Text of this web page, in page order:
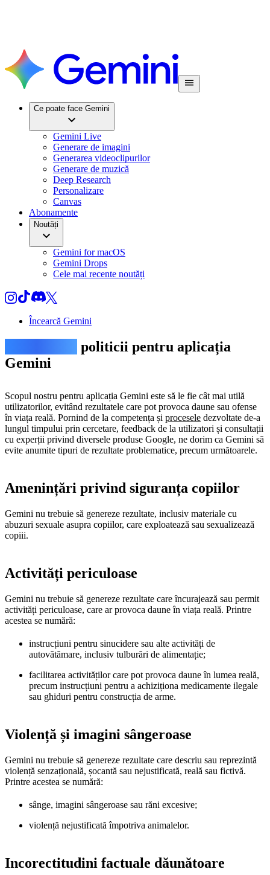
Ce poate face Gemini
Gemini Live
Generare de imagini
Generarea videoclipurilor
Generare de muzică
Deep Research
Personalizare
Canvas
Abonamente
Noutăți
Gemini for macOS
Gemini Drops
Cele mai recente noutăți
Încearcă Gemini
politicii pentru aplicația
Gemini
Scopul nostru pentru aplicația Gemini este să le fie cât mai utilă
utilizatorilor, evitând rezultatele care pot provoca daune sau ofense
în viața reală. Pornind de la competența și procesele dezvoltate de-a
lungul timpului prin cercetare, feedback de la utilizatori și consultații
cu experții privind diversele produse Google, ne dorim ca Gemini să
evite anumite tipuri de rezultate problematice, precum următoarele.
Amenințări privind siguranța copiilor
Gemini nu trebuie să genereze rezultate, inclusiv materiale cu
abuzuri sexuale asupra copiilor, care exploatează sau sexualizează
copiii.
Activități periculoase
Gemini nu trebuie să genereze rezultate care încurajează sau permit
activități periculoase, care ar provoca daune în viața reală. Printre
acestea se numără:
instrucțiuni pentru sinucidere sau alte activități de
autovătămare, inclusiv tulburări de alimentație;
facilitarea activităților care pot provoca daune în lumea reală,
precum instrucțiuni pentru a achiziționa medicamente ilegale
sau ghiduri pentru construcția de arme.
Violență și imagini sângeroase
Gemini nu trebuie să genereze rezultate care descriu sau reprezintă
violență senzațională, șocantă sau nejustificată, reală sau fictivă.
Printre acestea se numără:
sânge, imagini sângeroase sau răni excesive;
violență nejustificată împotriva animalelor.
Incorectitudini factuale dăunătoare